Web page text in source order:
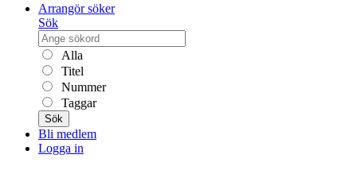
Arrangör söker
Sök
Alla
Titel
Nummer
Taggar
Sök
Bli medlem
Logga in